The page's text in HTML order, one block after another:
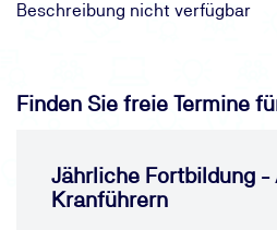
Beschreibung nicht verfügbar
Finden Sie freie Termine
Jährliche Fortbildung -
Kranführern